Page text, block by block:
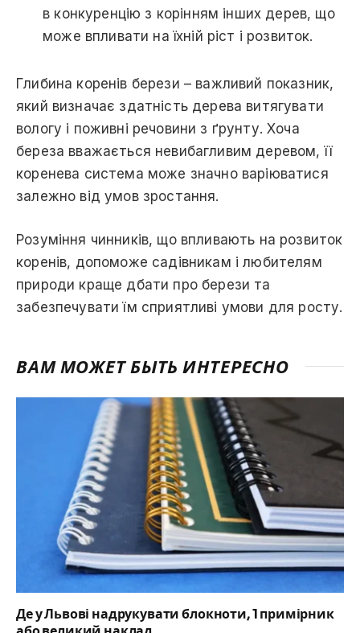
в конкуренцію з корінням інших дерев, що
може впливати на їхній ріст і розвиток.
Глибина коренів берези – важливий показник,
який визначає здатність дерева витягувати
вологу і поживні речовини з ґрунту. Хоча
береза вважається невибагливим деревом, її
коренева система може значно варіюватися
залежно від умов зростання.
Розуміння чинників, що впливають на розвиток
коренів, допоможе садівникам і любителям
природи краще дбати про берези та
забезпечувати їм сприятливі умови для росту.
ВАМ МОЖЕТ БЫТЬ ИНТЕРЕСНО
Де у Львові надрукувати блокноти, 1 примірник